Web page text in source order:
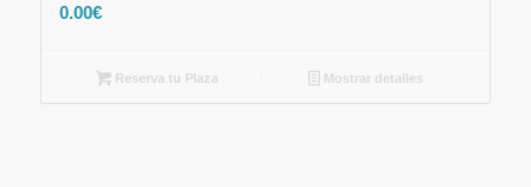
0.00€
Reserva tu Plaza Mostrar detalles